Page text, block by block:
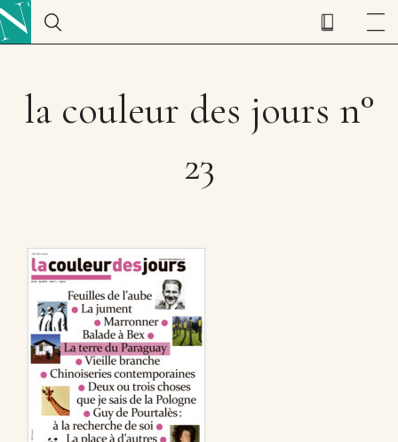
la couleur des jours n°
23